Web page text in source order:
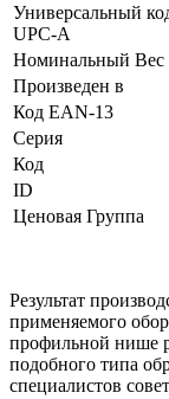
Универсальный
UPC-A
Номинальный Вес
Произведен в
Код EAN-13
Серия
Код
ID
Ценовая Группа
Результат
применяемого
профильной нише
подобного типа
специалистов